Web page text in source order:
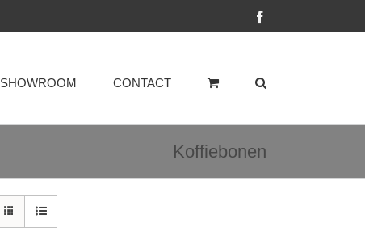
SHOWROOM CONTACT
Koffiebonen